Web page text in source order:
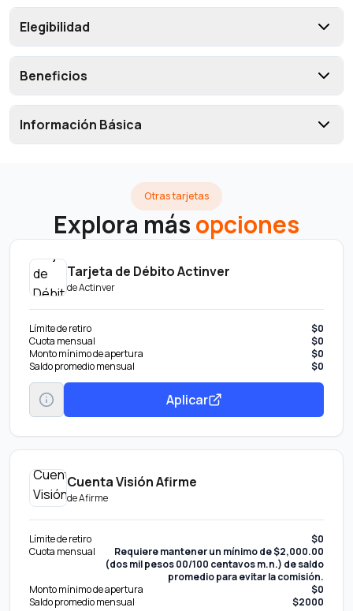
Elegibilidad
Beneficios
Información Básica
Otras tarjetas
Explora másopciones
Tarjeta de Débito Actinver
deActinver
Límite de retiro
$0
Cuota mensual
$0
Monto mínimo de apertura
$0
Saldo promedio mensual
$0
Aplicar
Cuenta Visión Afirme
deAfirme
Límite de retiro
$0
Cuota mensual
Requiere mantener un mínimo de $2,000.00
(dos mil pesos 00/100 centavos m.n.) de saldo
promedio para evitar la comisión.
Monto mínimo de apertura
$0
Saldo promedio mensual
$2000